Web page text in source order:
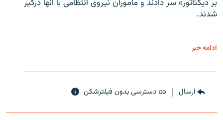
بر دیکتاتور» سر دادند و مأموران نیروی انتظامی با آنها درگیر
شدند.
ادامه خبر
ارسال دسترسی بدون فیلترشکن